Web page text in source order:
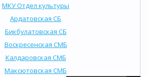
МКУ Отдел культуры
Ардатовская СБ
Бикбулатовская СБ
Воскресенская СМБ
Калдаровская СМБ
Максютовская СМБ